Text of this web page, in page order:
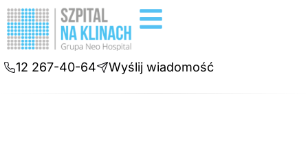
12 267-40-64 Wyślij wiadomość